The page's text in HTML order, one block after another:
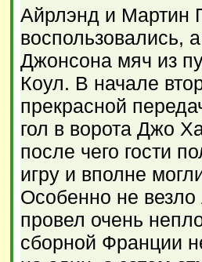
Айрлэнд и Мартин
воспользовались,
Джонсона мяч из
Коул. В начале
прекрасной
гол в ворота Джо
после чего гости
игру и вполне
Особенно не
провел очень
сборной Франции